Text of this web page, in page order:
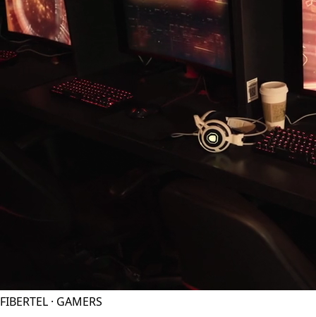
FIBERTEL · GAMERS